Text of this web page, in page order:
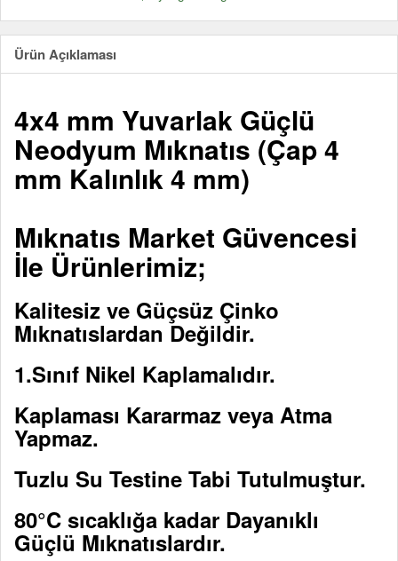
Ürün Açıklaması
4x4 mm Yuvarlak Güçlü
Neodyum Mıknatıs (Çap 4
mm Kalınlık 4 mm)
Mıknatıs Market Güvencesi
İle Ürünlerimiz;
Kalitesiz ve Güçsüz Çinko
Mıknatıslardan Değildir.
1.Sınıf Nikel Kaplamalıdır.
Kaplaması Kararmaz veya Atma
Yapmaz.
Tuzlu Su Testine Tabi Tutulmuştur.
80°C sıcaklığa kadar Dayanıklı
Güçlü Mıknatıslardır.